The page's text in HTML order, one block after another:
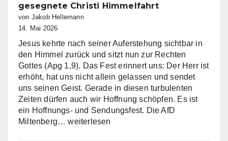
gesegnete Christi Himmelfahrt
von Jakob Hellemann
14. Mai 2026
Jesus kehrte nach seiner Auferstehung sichtbar in
den Himmel zurück und sitzt nun zur Rechten
Gottes (Apg 1,9). Das Fest erinnert uns: Der Herr ist
erhöht, hat uns nicht allein gelassen und sendet
uns seinen Geist. Gerade in diesen turbulenten
Zeiten dürfen auch wir Hoffnung schöpfen. Es ist
ein Hoffnungs- und Sendungsfest. Die AfD
Miltenberg…Die
weiterlesen